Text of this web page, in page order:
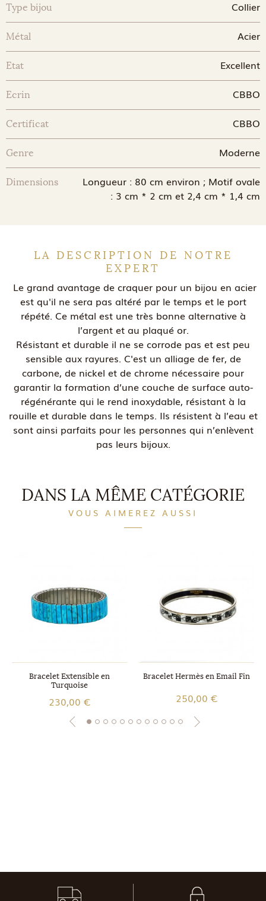
Type bijou Collier
Métal Acier
Etat Excellent
Ecrin CBBO
Certificat CBBO
Genre Moderne
Dimensions
Longueur : 80 cm environ ; Motif ovale
: 3 cm * 2 cm et 2,4 cm * 1,4 cm
LA DESCRIPTION DE NOTRE
EXPERT
Le grand avantage de craquer pour un bijou en acier
est qu'il ne sera pas altéré par le temps et le port
répété. Ce métal est une très bonne alternative à
l’argent et au plaqué or.
Résistant et durable il ne se corrode pas et est peu
sensible aux rayures. C'est un alliage de fer, de
carbone, de nickel et de chrome nécessaire pour
garantir la formation d’une couche de surface auto-
régénérante qui le rend inoxydable, résistant à la
rouille et durable dans le temps. Ils résistent à l’eau et
sont ainsi parfaits pour les personnes qui n’enlèvent
pas leurs bijoux.
DANS LA MÊME CATÉGORIE
VOUS AIMEREZ AUSSI
Bracelet Extensible en
Turquoise
230,00 €
Bracelet Hermès en Email Fin
250,00 €